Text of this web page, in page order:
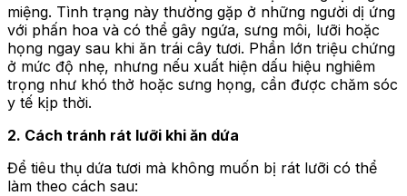
miệng. Tình trạng này thường gặp ở những người dị ứng
với phấn hoa và có thể gây ngứa, sưng môi, lưỡi hoặc
họng ngay sau khi ăn trái cây tươi. Phần lớn triệu chứng
ở mức độ nhẹ, nhưng nếu xuất hiện dấu hiệu nghiêm
trọng như khó thở hoặc sưng họng, cần được chăm sóc
y tế kịp thời.
2. Cách tránh rát lưỡi khi ăn dứa
Để tiêu thụ dứa tươi mà không muốn bị rát lưỡi có thể
làm theo cách sau: